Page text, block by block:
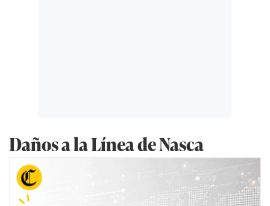
Daños a la Línea de Nasca